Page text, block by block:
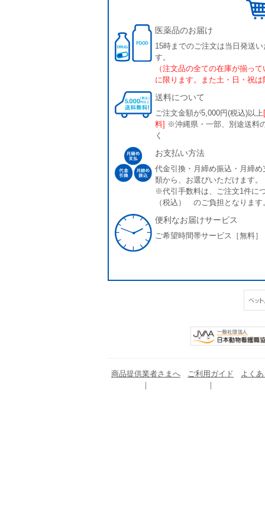
医薬品のお届け
15時までのご注文は当日発送
す。
（注文品の全ての在庫が揃っ
に限ります。また土・日・祝は
送料について
ご注文金額が5,000円(税込)以上
料] ※沖縄県・一部、別途送料
く
お支払い方法
代金引換・月締め振込・月締め
類から、お選びいただけます。
※代引手数料は、ご注文1件に
（税込） のご負担となります
便利なお届けサービス
ご希望時間帯サービス［無料］
商品提供業者さまへ ご利用ガイド よく